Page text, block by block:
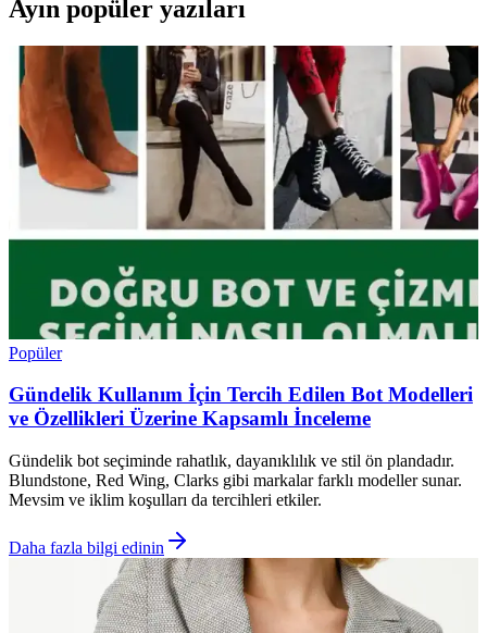
Ayın popüler yazıları
Popüler
Gündelik Kullanım İçin Tercih Edilen Bot Modelleri
ve Özellikleri Üzerine Kapsamlı İnceleme
Gündelik bot seçiminde rahatlık, dayanıklılık ve stil ön plandadır.
Blundstone, Red Wing, Clarks gibi markalar farklı modeller sunar.
Mevsim ve iklim koşulları da tercihleri etkiler.
Daha fazla bilgi edinin